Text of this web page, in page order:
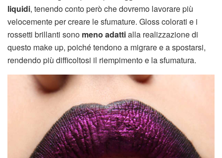
liquidi, tenendo conto però che dovremo lavorare più
velocemente per creare le sfumature. Gloss colorati e i
rossetti brillanti sono meno adattialla realizzazione di
questo make up, poiché tendono a migrare e a spostarsi,
rendendo più difficoltosi il riempimento e la sfumatura.